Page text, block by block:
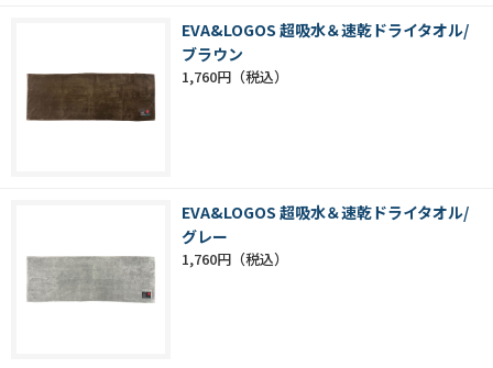
EVA&LOGOS 超吸水＆速乾ドライタオル/
ブラウン
1,760円
EVA&LOGOS 超吸水＆速乾ドライタオル/
グレー
1,760円